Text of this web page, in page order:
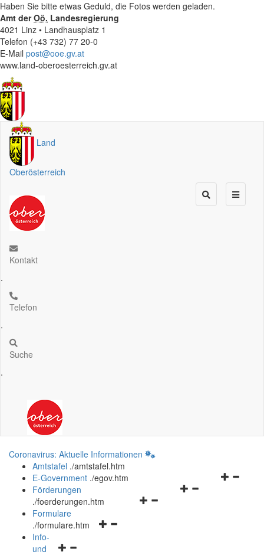
Haben Sie bitte etwas Geduld, die Fotos werden geladen.
Amt derOö. Landesregierung
4021 Linz • Landhausplatz 1
Telefon (+43 732) 77 20-0
E-Mail post@ooe.gv.at
www.land-oberoesterreich.gv.at
Land
Oberösterreich
Kontakt
.
Telefon
.
Suche
.
Coronavirus: Aktuelle Informationen
Amtstafel ./amtstafel.htm
Navigationsmenü
E-Government ./egov.htm
Navigationsmenü
Förderungen
./foerderungen.htm
Navigationsmenü
Formulare
./formulare.htm
Navigationsmenü
Info-
und